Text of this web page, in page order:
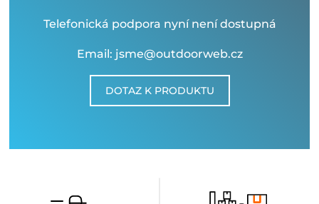
Telefonická podpora nyní není dostupná
Email: jsme@outdoorweb.cz
DOTAZ K PRODUKTU